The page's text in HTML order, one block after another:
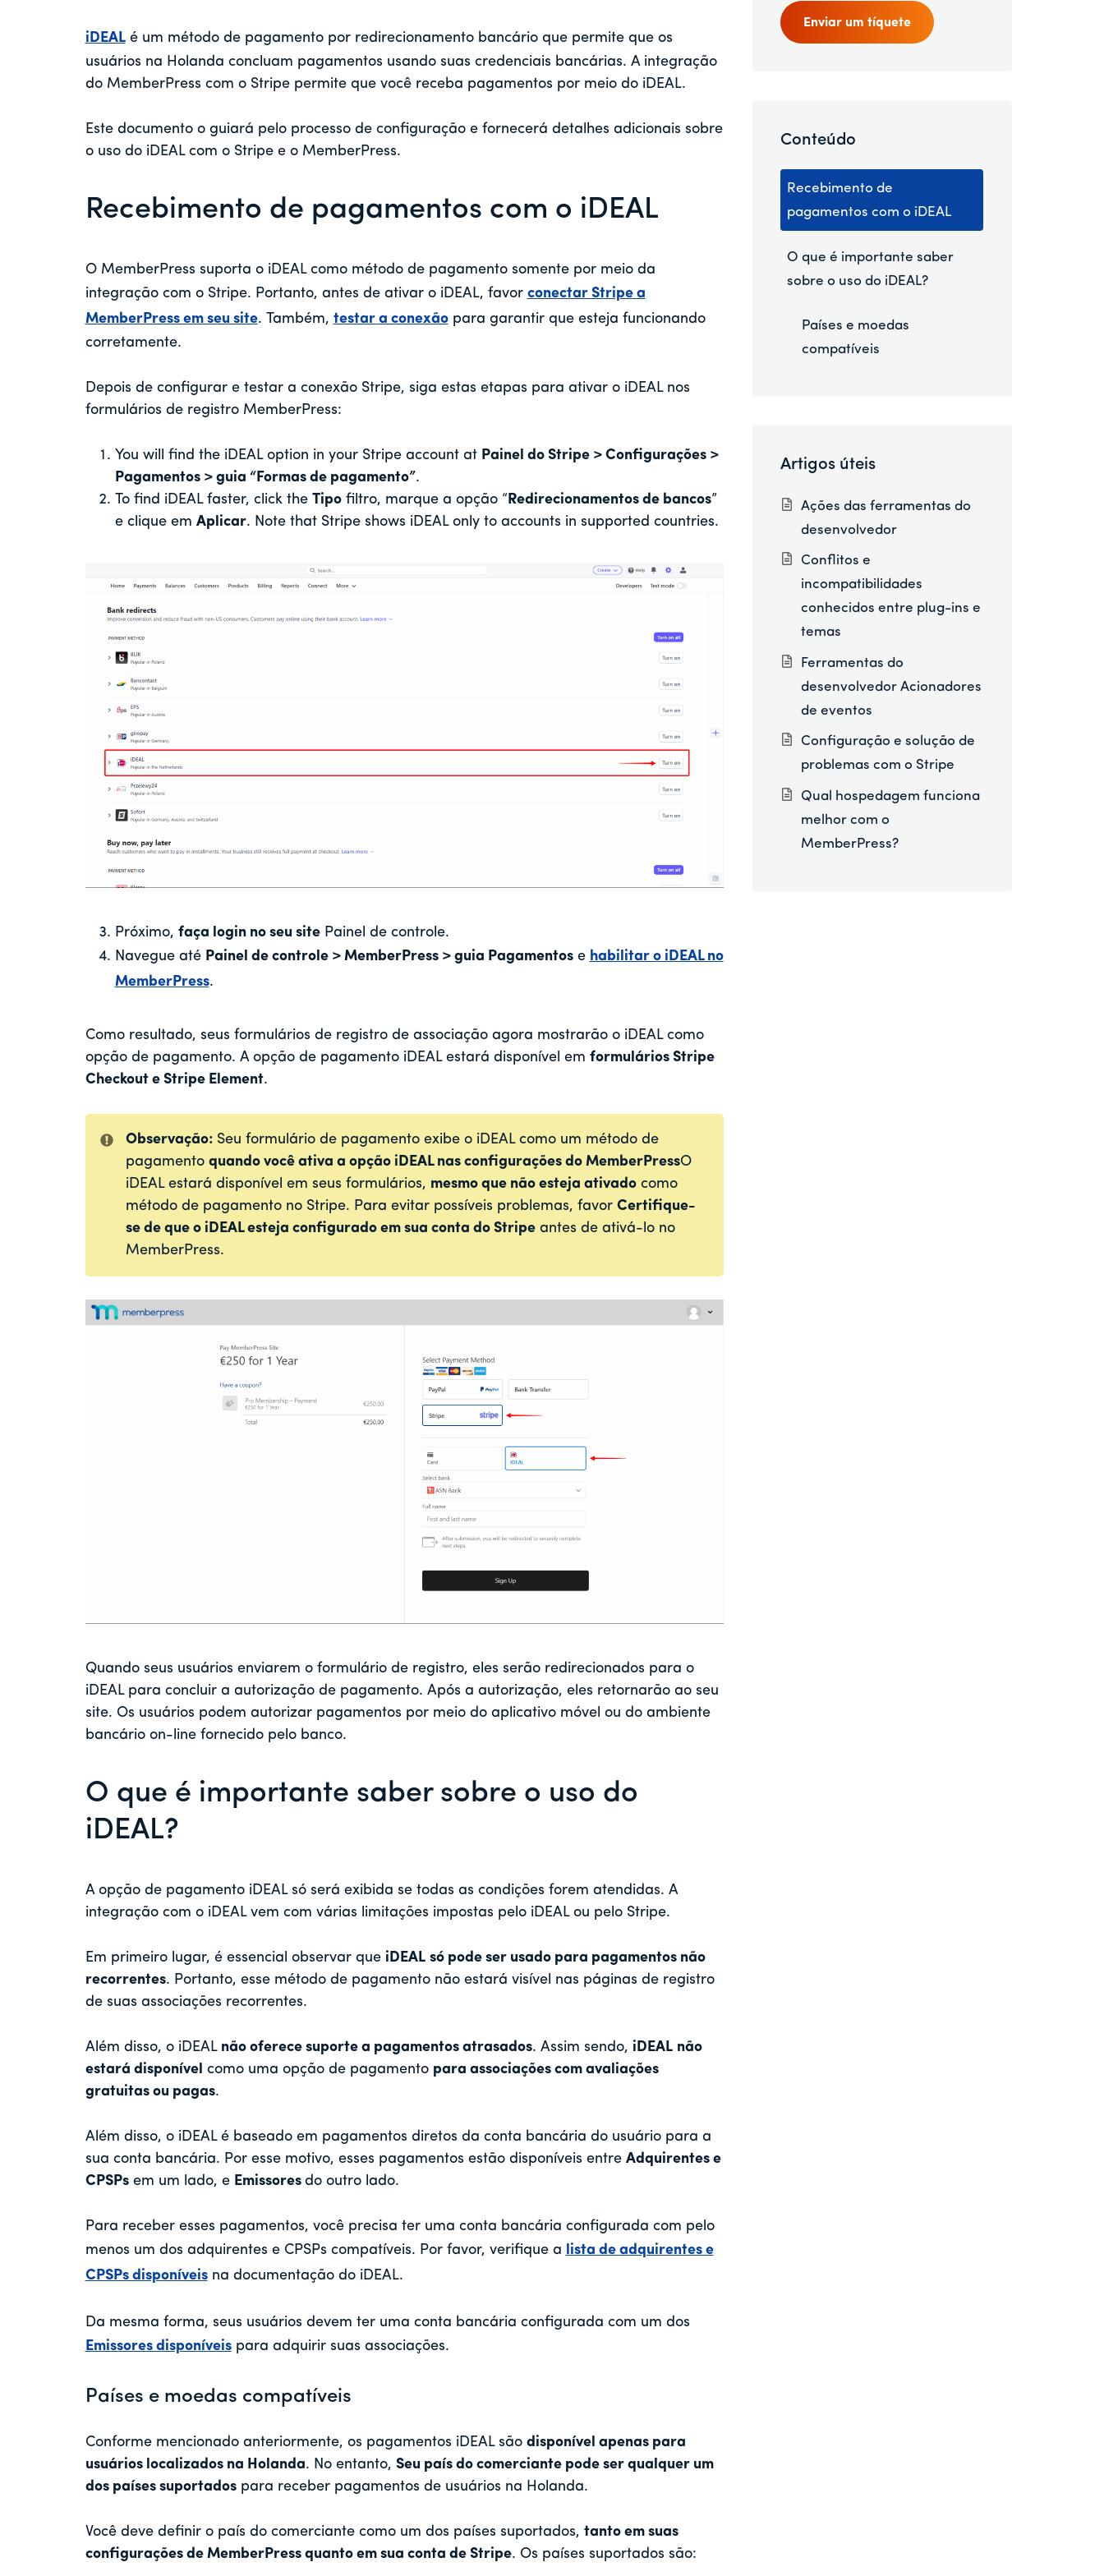
iDEALé um método de pagamento por redirecionamento bancário que permite que os
usuários na Holanda concluam pagamentos usando suas credenciais bancárias. A integração
do MemberPress com o Stripe permite que você receba pagamentos por meio do iDEAL.
Este documento o guiará pelo processo de configuração e fornecerá detalhes adicionais sobre
o uso do iDEAL com o Stripe e o MemberPress.
Recebimento de pagamentos com o iDEAL
O MemberPress suporta o iDEAL como método de pagamento somente por meio da
integração com o Stripe. Portanto, antes de ativar o iDEAL, favor conectar Stripe a
MemberPress em seu site. Também, testar a conexãopara garantir que esteja funcionando
corretamente.
Depois de configurar e testar a conexão Stripe, siga estas etapas para ativar o iDEAL nos
formulários de registro MemberPress:
You will find the iDEAL option in your Stripe account at Painel do Stripe > Configurações >
Pagamentos > guia “Formas de pagamento”.
To find iDEAL faster, click the Tipofiltro, marque a opção “Redirecionamentos de bancos”
e clique em Aplicar. Note that Stripe shows iDEAL only to accounts in supported countries.
Próximo, faça login no seu sitePainel de controle.
Navegue até Painel de controle > MemberPress > guia Pagamentose habilitar o iDEAL no
MemberPress.
Como resultado, seus formulários de registro de associação agora mostrarão o iDEAL como
opção de pagamento. A opção de pagamento iDEAL estará disponível em formulários Stripe
Checkout e Stripe Element.
Observação: Seu formulário de pagamento exibe o iDEAL como um método de
pagamento quando você ativa a opção iDEAL nas configurações do MemberPressO
iDEAL estará disponível em seus formulários, mesmo que não esteja ativado como
método de pagamento no Stripe. Para evitar possíveis problemas, favor Certifique-
se de que o iDEAL esteja configurado em sua conta do Stripe antes de ativá-lo no
MemberPress.
Quando seus usuários enviarem o formulário de registro, eles serão redirecionados para o
iDEAL para concluir a autorização de pagamento. Após a autorização, eles retornarão ao seu
site. Os usuários podem autorizar pagamentos por meio do aplicativo móvel ou do ambiente
bancário on-line fornecido pelo banco.
O que é importante saber sobre o uso do
iDEAL?
A opção de pagamento iDEAL só será exibida se todas as condições forem atendidas. A
integração com o iDEAL vem com várias limitações impostas pelo iDEAL ou pelo Stripe.
Em primeiro lugar, é essencial observar que iDEAL só pode ser usado para pagamentos não
recorrentes. Portanto, esse método de pagamento não estará visível nas páginas de registro
de suas associações recorrentes.
Além disso, o iDEAL não oferece suporte a pagamentos atrasados. Assim sendo, iDEAL não
estará disponível como uma opção de pagamento para associações com avaliações
gratuitas ou pagas.
Além disso, o iDEAL é baseado em pagamentos diretos da conta bancária do usuário para a
sua conta bancária. Por esse motivo, esses pagamentos estão disponíveis entre Adquirentes e
CPSPsem um lado, e Emissores do outro lado.
Para receber esses pagamentos, você precisa ter uma conta bancária configurada com pelo
menos um dos adquirentes e CPSPs compatíveis. Por favor, verifique a lista de adquirentes e
CPSPs disponíveisna documentação do iDEAL.
Da mesma forma, seus usuários devem ter uma conta bancária configurada com um dos
Emissores disponíveispara adquirir suas associações.
Países e moedas compatíveis
Conforme mencionado anteriormente, os pagamentos iDEAL são disponível apenas para
usuários localizados na Holanda. No entanto, Seu país do comerciante pode ser qualquer um
dos países suportadospara receber pagamentos de usuários na Holanda.
Você deve definir o país do comerciante como um dos países suportados, tanto em suas
configurações de MemberPress quanto em sua conta de Stripe. Os países suportados são:
Enviar um tíquete
Conteúdo
Recebimento de
pagamentos com o iDEAL
O que é importante saber
sobre o uso do iDEAL?
Países e moedas
compatíveis
Artigos úteis
Ações das ferramentas do
desenvolvedor
Conflitos e
incompatibilidades
conhecidos entre plug-ins e
temas
Ferramentas do
desenvolvedor Acionadores
de eventos
Configuração e solução de
problemas com o Stripe
Qual hospedagem funciona
melhor com o
MemberPress?